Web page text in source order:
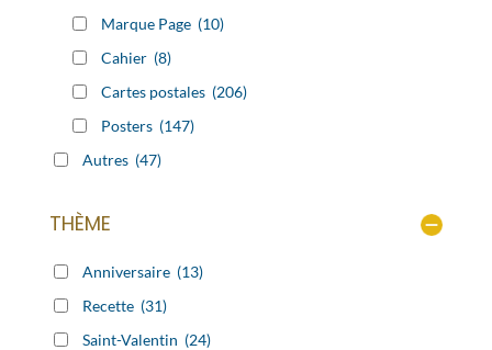
Marque Page (10)
Cahier (8)
Cartes postales (206)
Posters (147)
Autres (47)
THÈME
Anniversaire (13)
Recette (31)
Saint-Valentin (24)